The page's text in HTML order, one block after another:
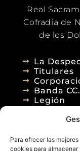
Para ofrecer las
cookies para
Real
Cofradía de
de los
La
Titulares
Banda
Legión
Agenda
Blog
Contacto